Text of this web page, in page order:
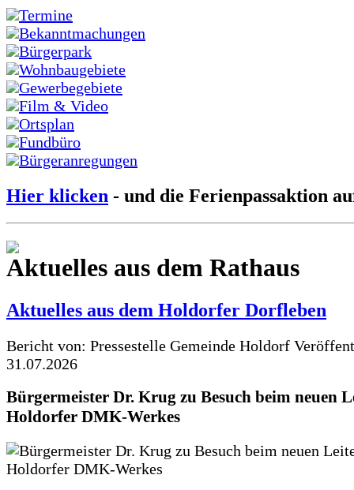
Termine
Bekanntmachungen
Bürgerpark
Wohnbaugebiete
Gewerbegebiete
Film & Video
Ortsplan
Fundbüro
Bürgeranregungen
Hier klicken - und die Ferienpassaktion
Aktuelles aus dem Rathaus
Aktuelles aus dem Holdorfer Dorfleben
Bericht von: Pressestelle Gemeinde Holdorf
31.07.2026
Bürgermeister Dr. Krug zu Besuch beim neuen
Holdorfer DMK-Werkes